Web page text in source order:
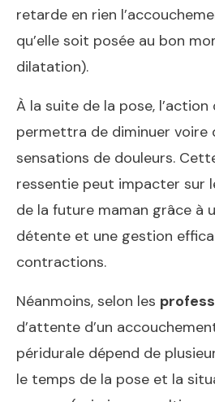
retarde en rien
qu’elle soit posée au bon
dilatation).
À la suite de la pose, l’action
permettra de diminuer voire
sensations de douleurs.
ressentie peut impacter sur
de la future maman grâce à
détente et une gestion
contractions.
Néanmoins, selon les
d’attente d’un
péridurale dépend de
le temps de la pose et la